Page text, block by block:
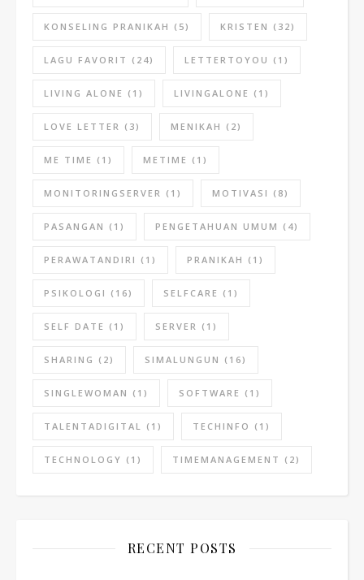
KONSELING PRANIKAH (5) KRISTEN (32)
LAGU FAVORIT (24) LETTERTOYOU (1)
LIVING ALONE (1) LIVINGALONE (1)
LOVE LETTER (3) MENIKAH (2)
ME TIME (1) METIME (1)
MONITORINGSERVER (1) MOTIVASI (8)
PASANGAN (1) PENGETAHUAN UMUM (4)
PERAWATANDIRI (1) PRANIKAH (1)
PSIKOLOGI (16) SELFCARE (1)
SELF DATE (1) SERVER (1)
SHARING (2) SIMALUNGUN (16)
SINGLEWOMAN (1) SOFTWARE (1)
TALENTADIGITAL (1) TECHINFO (1)
TECHNOLOGY (1) TIMEMANAGEMENT (2)
RECENT POSTS